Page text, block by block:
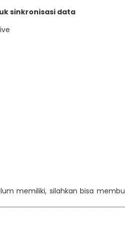
sinkronisasi data
memiliki, silahkan bisa